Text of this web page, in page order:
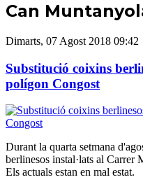
Can
Dimarts, 07 Agost 2018 09:42
Substitució coixins
polígon Congost
Durant la quarta setmana
berlinesos instal·lats al Carrer
Els actuals estan en mal estat.